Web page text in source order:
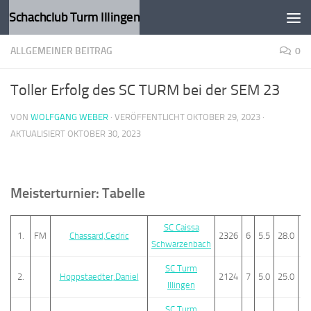
Zum Inhalt springen
Schachclub Turm Illingen
ALLGEMEINER BEITRAG 0
Toller Erfolg des SC TURM bei der SEM 23
VON WOLFGANG WEBER · VERÖFFENTLICHT OKTOBER 29, 2023 ·
AKTUALISIERT OKTOBER 30, 2023
Meisterturnier: Tabelle
1. FM Chassard,Cedric
SC Caissa
Schwarzenbach
2326 6 5.5 28.0
2. Hoppstaedter,Daniel
SC Turm
Illingen
2124 7 5.0 25.0